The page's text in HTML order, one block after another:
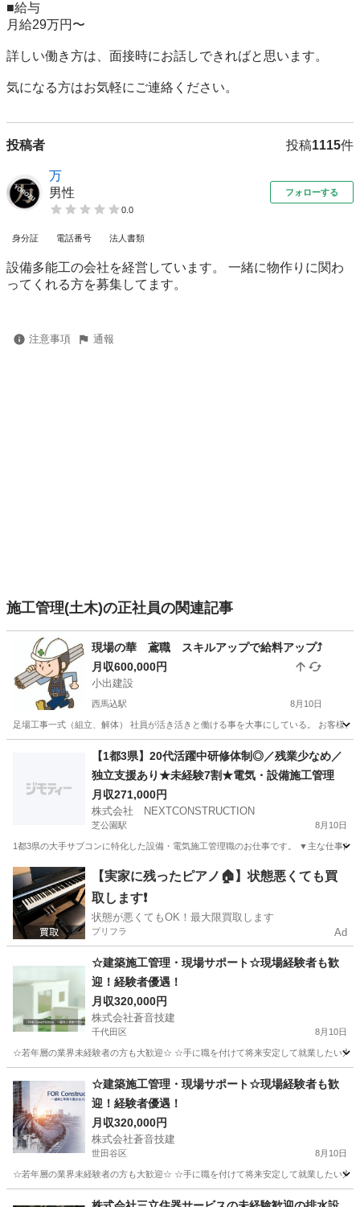
■給与
月給29万円〜
詳しい働き方は、面接時にお話しできればと思います。
気になる方はお気軽にご連絡ください。
投稿者 投稿1115件
万
男性
0.0
フォローする
身分証 電話番号 法人書類
設備多能工の会社を経営しています。 一緒に物作りに関わ
ってくれる方を募集してます。
注意事項 通報
施工管理(土木)の正社員の関連記事
現場の華 鳶職 スキルアップで給料アップ⤴️
月収600,000円
小出建設
西馬込駅 8月10日
足場工事一式（組立、解体） 社員が活き活きと働ける事を大事にしている。 お客様
西馬込駅 鳶職 給料
【1都3県】20代活躍中研修体制◎／残業少なめ／
独立支援あり★未経験7割★電気・設備施工管理
月収271,000円
株式会社 NEXTCONSTRUCTION
芝公園駅 8月10日
1都3県の大手サブコンに特化した設備・電気施工管理職のお仕事です。 ▼主な仕事内
東京 港区 芝公園駅 施工管理
【実家に残ったピアノ🏠】状態悪くても買
取します❗️
状態が悪くてもOK！最大限買取します
プリフラ Ad
☆建築施工管理・現場サポート☆現場経験者も歓
迎！経験者優遇！
月収320,000円
株式会社蒼音技建
千代田区 8月10日
☆若年層の業界未経験者の方も大歓迎☆ ☆手に職を付けて将来安定して就業したい方
施工管理
☆建築施工管理・現場サポート☆現場経験者も歓
迎！経験者優遇！
月収320,000円
株式会社蒼音技建
世田谷区 8月10日
☆若年層の業界未経験者の方も大歓迎☆ ☆手に職を付けて将来安定して就業したい方
土木